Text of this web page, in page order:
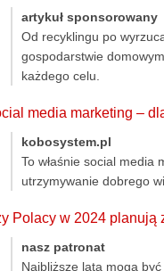
artykuł sponsorowany
Od recyklingu po
gospodarstwie
każdego celu.
media marketing –
kobosystem.pl
To właśnie social media
utrzymywanie dobrego
Polacy w 2024 planują
nasz patronat
Najbliższe lata mogą